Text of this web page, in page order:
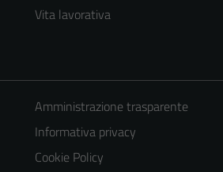
Vita lavorativa
Amministrazione trasparente
Informativa privacy
Cookie Policy